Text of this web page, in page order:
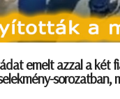
emelt azzal a